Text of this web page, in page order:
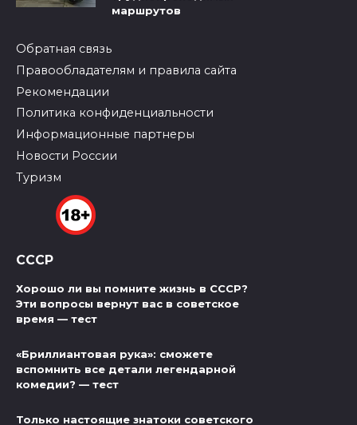
маршрутов
Обратная связь
Правообладателям и правила сайта
Рекомендации
Политика конфиденциальности
Информационные партнеры
Новости России
Туризм
СССР
Хорошо ли вы помните жизнь в СССР?
Эти вопросы вернут вас в советское
время — тест
«Бриллиантовая рука»: сможете
вспомнить все детали легендарной
комедии? — тест
Только настоящие знатоки советского